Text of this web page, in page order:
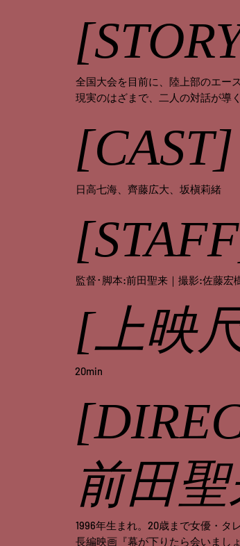
全国大会を目前に、陸上部のエー
現実のはざまで、二人の対話が導
[CAST]
日高七海、齊藤広大、坂槇莉緒
監督･脚本:前田聖来｜撮影:佐藤
[上映
20min
前田
1996年生まれ。20歳まで女優・タ
長編映画『幕が下りたら会いまし